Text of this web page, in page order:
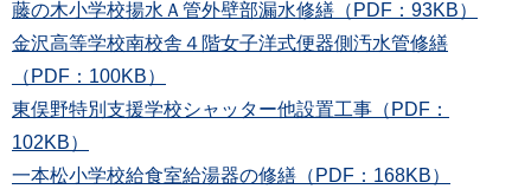
藤の木小学校揚水Ａ管外壁部漏水修繕（PDF：93KB）
金沢高等学校南校舎４階女子洋式便器側汚水管修繕
（PDF：100KB）
東俣野特別支援学校シャッター他設置工事（PDF：
102KB）
一本松小学校給食室給湯器の修繕（PDF：168KB）